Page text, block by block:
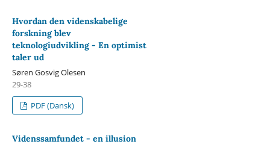
Hvordan den videnskabelige
forskning blev
teknologiudvikling - En optimist
taler ud
Søren Gosvig Olesen
29-38
PDF (Dansk)
Videnssamfundet - en illusion